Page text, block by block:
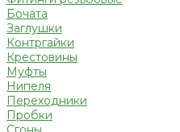
Бочата
Заглушки
Контргайки
Крестовины
Муфты
Нипеля
Переходники
Пробки